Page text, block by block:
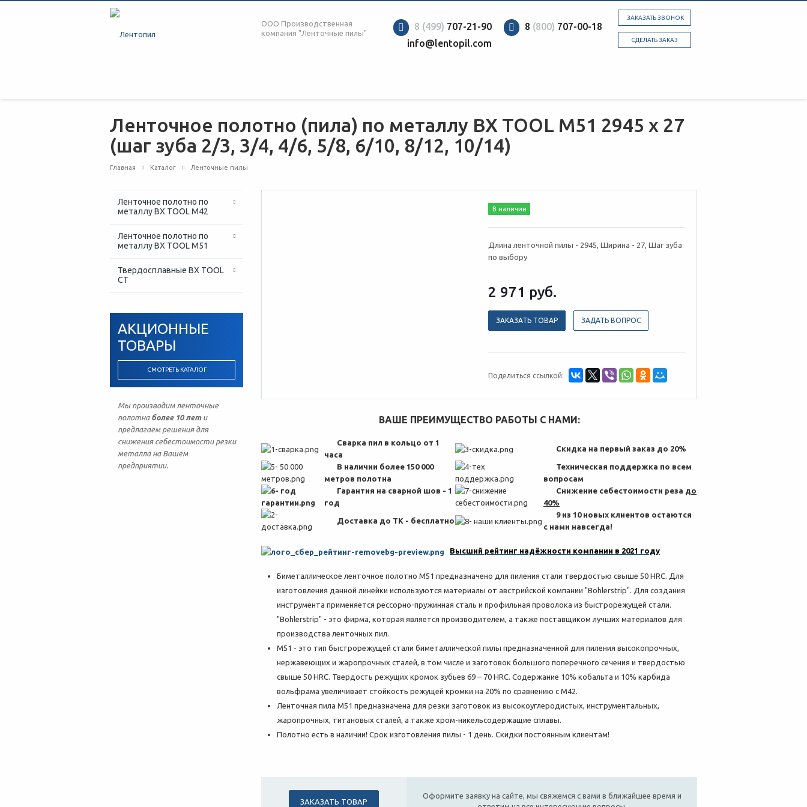
ООО Производственная
компания "Ленточные пилы"
ЗАКАЗАТЬ ЗВОНОК
СДЕЛАТЬ ЗАКАЗ
8 (800) 707-00-18
8 (499) 707-21-90
info@lentopil.com
Ленточное полотно (пила) по металлу BX TOOL М51 2945 х 27
(шаг зуба 2/3, 3/4, 4/6, 5/8, 6/10, 8/12, 10/14)
Главная Каталог Ленточные пилы
Ленточное полотно по
металлу BX TOOL M42
Ленточное полотно по
металлу BX TOOL M51
Твердосплавные BX TOOL
CT
АКЦИОННЫЕ
ТОВАРЫ
СМОТРЕТЬ КАТАЛОГ
Мы производим ленточные
полотна более 10 лети
предлагаем решения для
снижения себестоимости резки
металла на Вашем
предприятии.
В наличии
Длина ленточной пилы - 2945, Ширина - 27, Шаг зуба
по выбору
2 971 руб.
ЗАКАЗАТЬ ТОВАР ЗАДАТЬ ВОПРОС
Поделиться ссылкой:
ВАШЕ ПРЕИМУЩЕСТВО РАБОТЫ С НАМИ:
Сварка пил в кольцо от 1
часа
Скидка на первый заказ до 20%
В наличии более 150 000
метров полотна
Техническая поддержка по всем
вопросам
Гарантия на сварной шов - 1
год
Снижение себестоимости реза до
40%
Доставка до ТК - бесплатно
9 из 10 новых клиентов остаются
с нами навсегда!
Высший рейтинг надёжности компании в 2021 году
Биметаллическое ленточное полотно M51 предназначено для пиления стали твердостью свыше 50 HRC. Для
изготовления данной линейки используются материалы от австрийской компании "Bohlerstrip". Для создания
инструмента применяется рессорно-пружинная сталь и профильная проволока из быстрорежущей стали.
"Bohlerstrip" - это фирма, которая является производителем, а также поставщиком лучших материалов для
производства ленточных пил.
M51 - это тип быстрорежущей стали биметаллической пилы предназначенной для пиления высокопрочных,
нержавеющих и жаропрочных сталей, в том числе и заготовок большого поперечного сечения и твердостью
свыше 50 HRC. Твердость режущих кромок зубьев 69 – 70 HRC. Содержание 10% кобальта и 10% карбида
вольфрама увеличивает стойкость режущей кромки на 20% по сравнению с M42.
Ленточная пила М51 предназначена для резки заготовок из высокоуглеродистых, инструментальных,
жаропрочных, титановых сталей, а также хром-никельсодержащие сплавы.
Полотно есть в наличии! Срок изготовления пилы - 1 день. Скидки постоянным клиентам!
ЗАКАЗАТЬ ТОВАР
Оформите заявку на сайте, мы свяжемся с вами в ближайшее время и